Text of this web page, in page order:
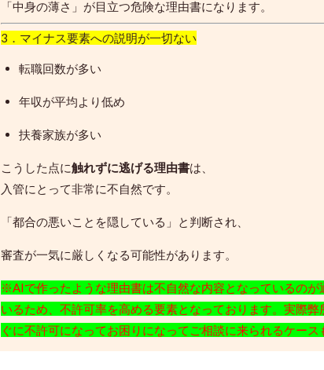
「中身の薄さ」が目立つ危険な理由書になります。
3．マイナス要素への説明が一切ない
転職回数が多い
年収が平均より低め
扶養家族が多い
こうした点に触れずに逃げる理由書は、
入管にとって非常に不自然です。
「都合の悪いことを隠している」と判断され、
審査が一気に厳しくなる可能性があります。
※AIで作ったような理由書は不自然な内容となっているの
いるため、不許可率を高める要素となっております。実際
ぐに不許可になってお困りになってご相談に来られるケース